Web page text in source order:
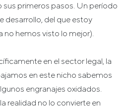
primeros pasos. Un período
desarrollo, del que estoy
no hemos visto lo mejor).
en el sector legal, la
en este nicho sabemos
engranajes oxidados.
realidad no lo convierte en